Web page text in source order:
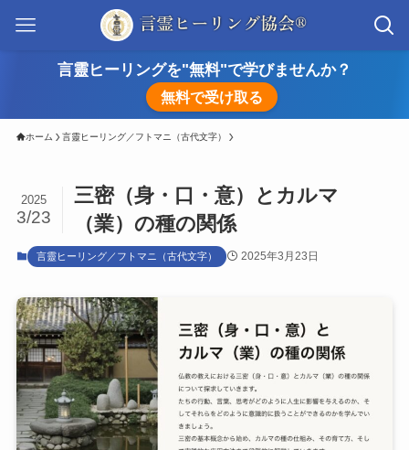
言靈ヒーリングを"無料"で学びませんか？
無料で受け取る
ホーム 言靈ヒーリング／フトマニ（古代文字）
三密（身・口・意）とカルマ
（業）の種の関係
2025
3/23
言靈ヒーリング／フトマニ（古代文字） 2025年3月23日